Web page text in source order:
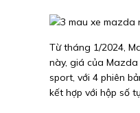
Từ tháng 1/2024,
này, giá của
sport, với 4 phiên
kết hợp với hộp số